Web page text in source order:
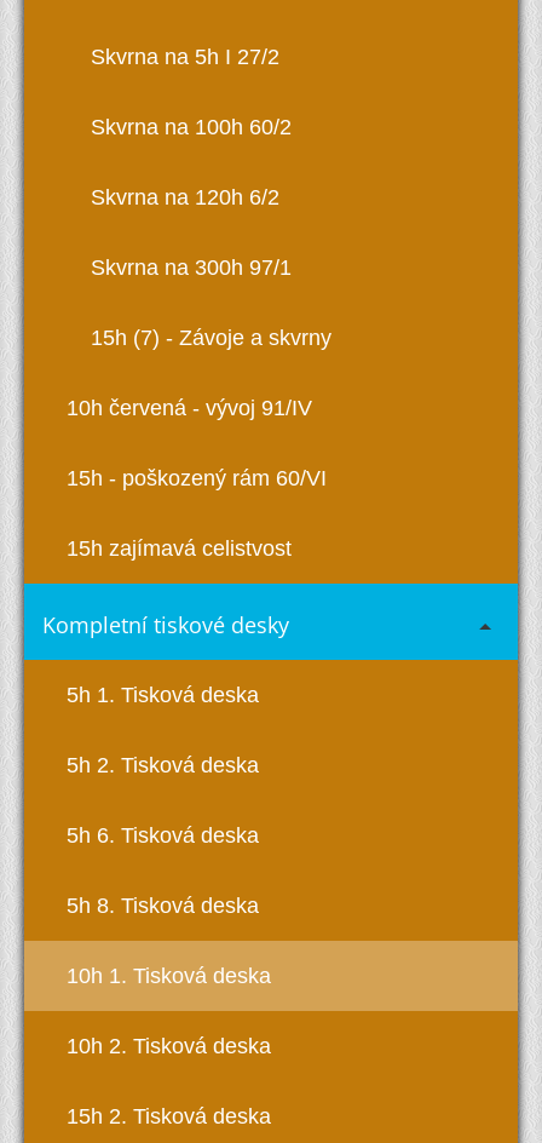
Skvrna na 5h I 27/2
Skvrna na 100h 60/2
Skvrna na 120h 6/2
Skvrna na 300h 97/1
15h (7) - Závoje a skvrny
10h červená - vývoj 91/IV
15h - poškozený rám 60/VI
15h zajímavá celistvost
Kompletní tiskové desky
5h 1. Tisková deska
5h 2. Tisková deska
5h 6. Tisková deska
5h 8. Tisková deska
10h 1. Tisková deska
10h 2. Tisková deska
15h 2. Tisková deska